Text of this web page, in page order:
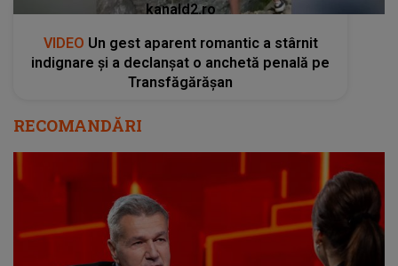
kanald2.ro
VIDEO Un gest aparent romantic a stârnit
indignare și a declanșat o anchetă penală pe
Transfăgărășan
RECOMANDĂRI